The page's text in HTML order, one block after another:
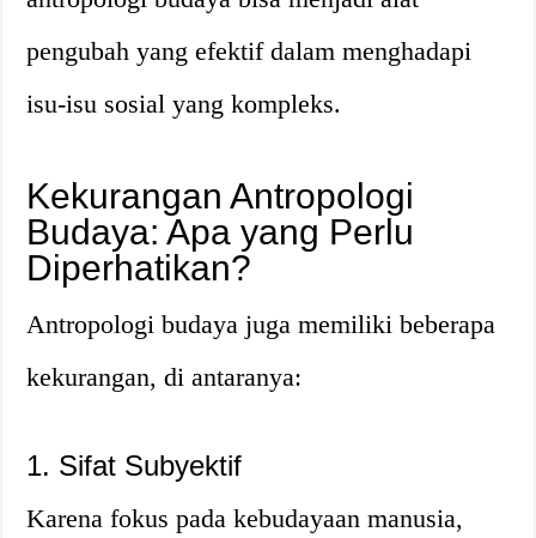
pengubah yang efektif dalam menghadapi
isu-isu sosial yang kompleks.
Kekurangan Antropologi
Budaya: Apa yang Perlu
Diperhatikan?
Antropologi budaya juga memiliki beberapa
kekurangan, di antaranya:
1. Sifat Subyektif
Karena fokus pada kebudayaan manusia,